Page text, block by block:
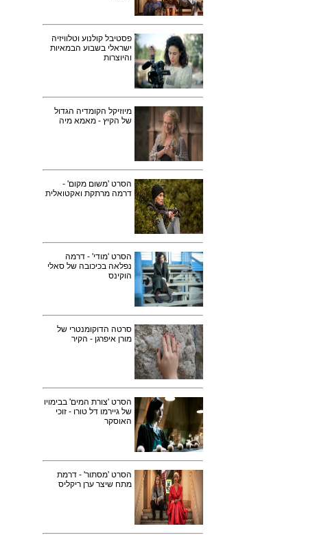
פסטיבל קולנוע וטלוויזיה
ישראלי בשבוע הבמאיות
והיוצרות
מיוזיקל הקומדיה הגדול
של הקיץ - מאמא מיה
הסרט 'משום מקום' -
דרמה מרתקת ואקטואלית
הסרט 'מודי' - דרמה
נפלאה בכיכובה של סאלי
הוקינס
סרטה הדוקומנטרי של
מורן איפרגן - הקיר
הסרט 'צורת המים' בבימויו
של גיירמו דל טורו - זוכי
האוסקר
הסרט 'מסתור' - דרמת
מתח שיצר ערן ריקליס